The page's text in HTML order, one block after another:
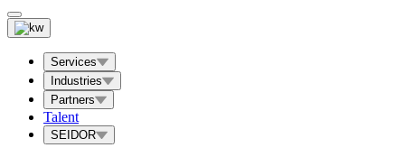
Services
Industries
Partners
Talent
SEIDOR